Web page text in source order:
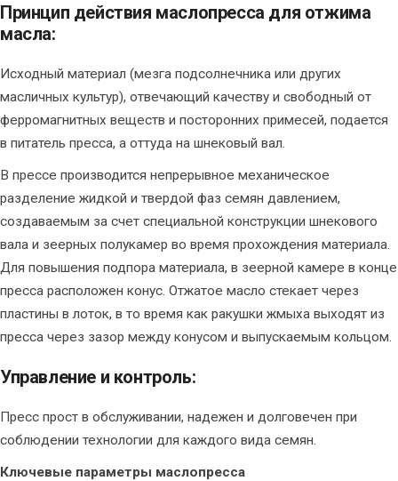
Принцип действия маслопресса для отжима
масла:
Исходный материал (мезга подсолнечника или других
масличных культур), отвечающий качеству и свободный от
ферромагнитных веществ и посторонних примесей, подается
в питатель пресса, а оттуда на шнековый вал.
В прессе производится непрерывное механическое
разделение жидкой и твердой фаз семян давлением,
создаваемым за счет специальной конструкции шнекового
вала и зеерных полукамер во время прохождения материала.
Для повышения подпора материала, в зеерной камере в конце
пресса расположен конус. Отжатое масло стекает через
пластины в лоток, в то время как ракушки жмыха выходят из
пресса через зазор между конусом и выпускаемым кольцом.
Управление и контроль:
Пресс прост в обслуживании, надежен и долговечен при
соблюдении технологии для каждого вида семян.
Ключевые параметры маслопресса